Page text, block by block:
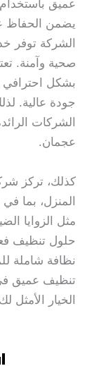
عميق باستخدام
يضمن الحفاظ
الشركة توفر
صحية وآمنة.
بشكل
جودة عالية.
الشركات
عجمان.
كذلك، تركز
المنزل، بما
مثل الزوايا
حلول تنظيف
نظافة شاملة
تنظيف عميق
الخيار الأمثل